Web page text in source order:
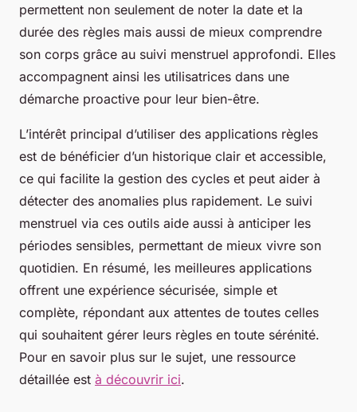
permettent non seulement de noter la date et la
durée des règles mais aussi de mieux comprendre
son corps grâce au suivi menstruel approfondi. Elles
accompagnent ainsi les utilisatrices dans une
démarche proactive pour leur bien-être.
L’intérêt principal d’utiliser des applications règles
est de bénéficier d’un historique clair et accessible,
ce qui facilite la gestion des cycles et peut aider à
détecter des anomalies plus rapidement. Le suivi
menstruel via ces outils aide aussi à anticiper les
périodes sensibles, permettant de mieux vivre son
quotidien. En résumé, les meilleures applications
offrent une expérience sécurisée, simple et
complète, répondant aux attentes de toutes celles
qui souhaitent gérer leurs règles en toute sérénité.
Pour en savoir plus sur le sujet, une ressource
détaillée est à découvrir ici.